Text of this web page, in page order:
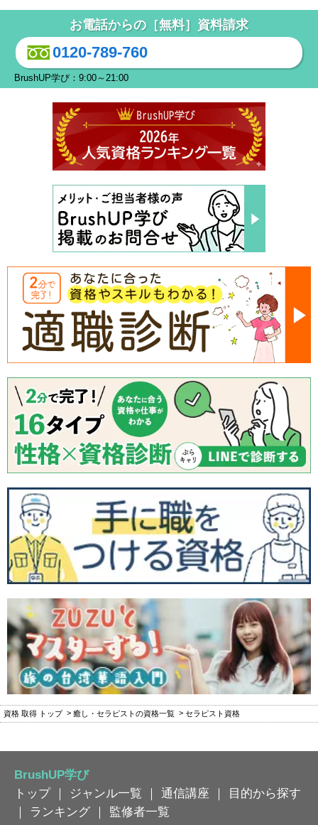
お電話からの［無料］資料請求
0120-789-760
BrushUP学び：9:00～21:00
資格 取得 トップ 癒し・セラピストの資格一覧 セラピスト資格
BrushUP学び
トップ｜ ジャンル一覧 ｜ 通信講座 ｜
目的から探す
｜
ランキング ｜ 監修者一覧